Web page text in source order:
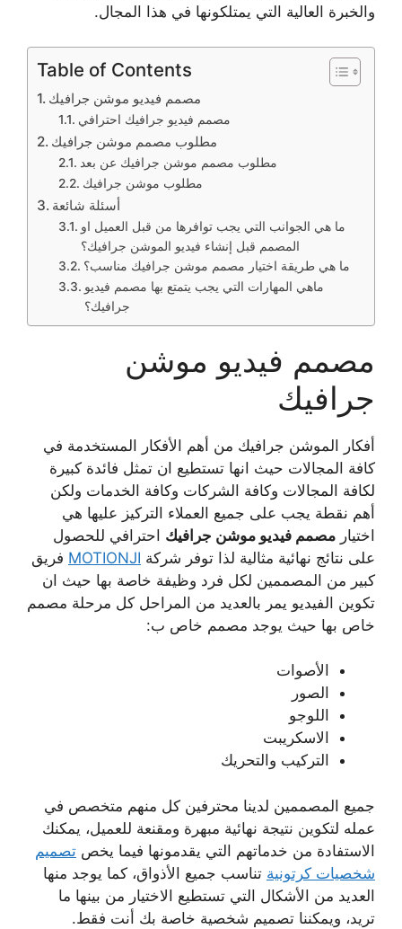
والخبرة العالية التي يمتلكونها في هذا المجال.
Table of Contents
مصمم فيديو موشن جرافيك
مصمم فيديو جرافيك احترافي
مطلوب مصمم موشن جرافيك
مطلوب مصمم موشن جرافيك عن بعد
مطلوب موشن جرافيك
أسئلة شائعة
ما هي الجوانب التي يجب توافرها من قبل العميل او
المصمم قبل إنشاء فيديو الموشن جرافيك؟
ما هي طريقة اختيار مصمم موشن جرافيك مناسب؟
ماهي المهارات التي يجب يتمتع بها مصمم فيديو
جرافيك؟
مصمم فيديو موشن
جرافيك
أفكار الموشن جرافيك من أهم الأفكار المستخدمة في
كافة المجالات حيث انها تستطيع ان تمثل فائدة كبيرة
لكافة المجالات وكافة الشركات وكافة الخدمات ولكن
أهم نقطة يجب على جميع العملاء التركيز عليها هي
اختيار مصمم فيديو موشن جرافيك احترافي للحصول
على نتائج نهائية مثالية لذا توفر شركة MOTIONJI فريق
كبير من المصممين لكل فرد وظيفة خاصة بها حيث ان
تكوين الفيديو يمر بالعديد من المراحل كل مرحلة مصمم
خاص بها حيث يوجد مصمم خاص ب:
الأصوات
الصور
اللوجو
الاسكريبت
التركيب والتحريك
جميع المصممين لدينا محترفين كل منهم متخصص في
عمله لتكوين نتيجة نهائية مبهرة ومقنعة للعميل، يمكنك
الاستفادة من خدماتهم التي يقدمونها فيما يخص تصميم
شخصيات كرتونية تناسب جميع الأذواق، كما يوجد منها
العديد من الأشكال التي تستطيع الاختيار من بينها ما
تريد، ويمكننا تصميم شخصية خاصة بك أنت فقط.